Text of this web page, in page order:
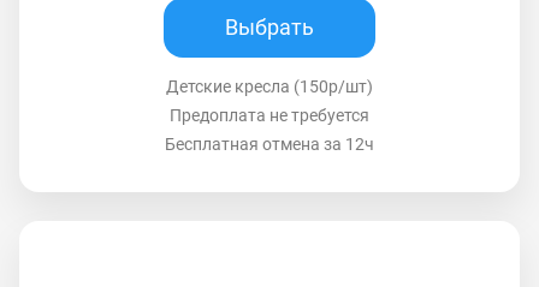
Выбрать
Детские кресла (150р/шт)
Предоплата не требуется
Бесплатная отмена за 12ч